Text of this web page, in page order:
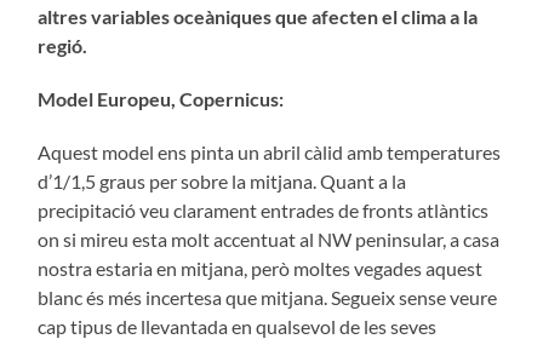
altres variables oceàniques que afecten el clima a la
regió.
Model Europeu, Copernicus:
Aquest model ens pinta un abril càlid amb temperatures
d’1/1,5 graus per sobre la mitjana. Quant a la
precipitació veu clarament entrades de fronts atlàntics
on si mireu esta molt accentuat al NW peninsular, a casa
nostra estaria en mitjana, però moltes vegades aquest
blanc és més incertesa que mitjana. Segueix sense veure
cap tipus de llevantada en qualsevol de les seves